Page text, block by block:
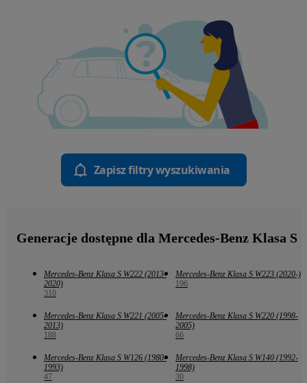
Zapisz filtry wyszukiwania
Generacje dostępne dla Mercedes-Benz Klasa S
Mercedes-Benz Klasa S W222 (2013-
2020)
310
Mercedes-Benz Klasa S W223 (2020-)
196
Mercedes-Benz Klasa S W221 (2005-
2013)
188
Mercedes-Benz Klasa S W220 (1998-
2005)
66
Mercedes-Benz Klasa S W126 (1980-
1993)
47
Mercedes-Benz Klasa S W140 (1992-
1998)
30